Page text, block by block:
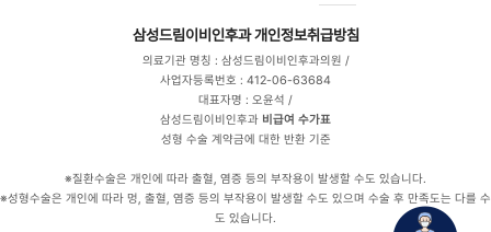
삼성드림이비인후과 개인정보취급방침
의료기관 명칭 : 삼성드림이비인후과의원 /
사업자등록번호 : 412-06-63684
대표자명 : 오윤석 /
삼성드림이비인후과 비급여 수가표
성형 수술 계약금에 대한 반환 기준
※질환수술은 개인에 따라 출혈, 염증 등의 부작용이 발생할 수도 있습니다.
※성형수술은 개인에 따라 멍, 출혈, 염증 등의 부작용이 발생할 수도 있으며 수술 후 만족도는 다를 수
도 있습니다.